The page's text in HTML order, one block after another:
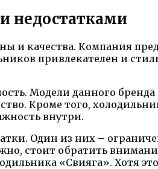
недостатками
и качества. Компания
привлекателен и
Модели данного
Кроме того,
внутри.
Один из них –
стоит обратить
«Свияга». Хотя